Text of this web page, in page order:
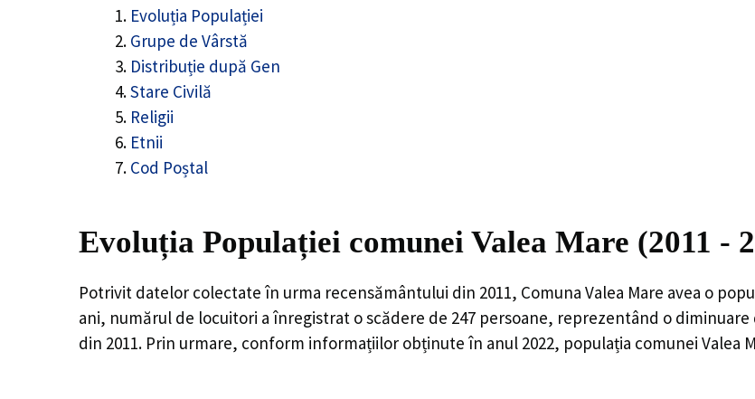
Evoluția Populației
Grupe de Vârstă
Distribuție după Gen
Stare Civilă
Religii
Etnii
Cod Poștal
Evoluția Populației comunei Valea Mare (2011 -
Potrivit datelor colectate în urma recensământului din 2011, Comuna Valea Mare avea o
ani, numărul de locuitori a înregistrat oscădere de 247 persoane, reprezentând o diminuare
din 2011. Prin urmare, conform informațiilor obținute în anul 2022, populația comunei Valea